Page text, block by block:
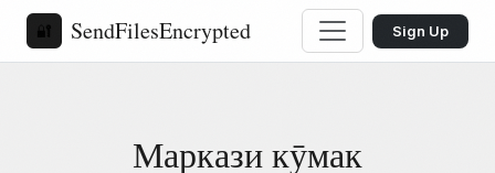
🔐 SendFilesEncrypted Sign Up
Маркази кӯмак